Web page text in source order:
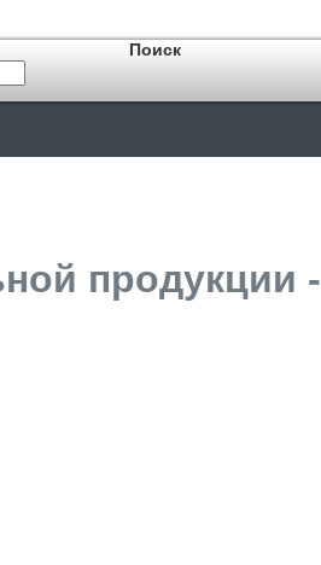
продукции -